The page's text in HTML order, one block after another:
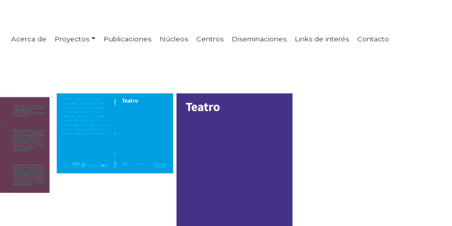
Acerca de Proyectos Publicaciones Núcleos Centros Diseminaciones Links de interés Contacto